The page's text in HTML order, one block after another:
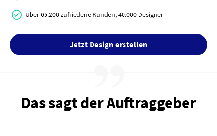
Über 65.200 zufriedene Kunden, 40.000 Designer
Jetzt Design erstellen
Das sagt der Auftraggeber